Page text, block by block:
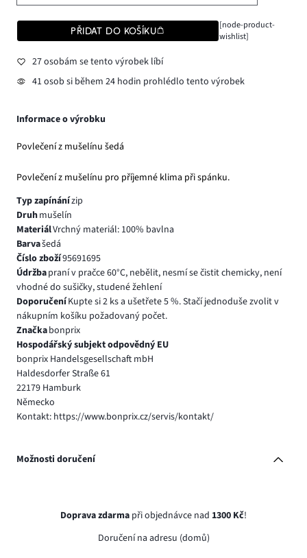
PŘIDAT DO KOŠÍKU
[node-product-
wishlist]
27 osobám se tento výrobek líbí
41 osob si během 24 hodin prohlédlo tento výrobek
Informace o výrobku
Povlečení z mušelínu šedá
Povlečení z mušelínu pro příjemné klima při spánku.
Typ zapínánízip
Druhmušelín
MateriálVrchný materiál: 100% bavlna
Barvašedá
Číslo zboží95691695
Údržbapraní v pračce 60°C, nebělit, nesmí se čistit chemicky, není
vhodné do sušičky, studené žehlení
DoporučeníKupte si 2 ks a ušetřete 5 %. Stačí jednoduše zvolit v
nákupním košíku požadovaný počet.
Značkabonprix
Hospodářský subjekt odpovědný EU
bonprix Handelsgesellschaft mbH
Haldesdorfer Straße 61
22179 Hamburk
Německo
Kontakt: https://www.bonprix.cz/servis/kontakt/
Možnosti doručení
Doprava zdarma při objednávce nad 1300 Kč!
Doručení na adresu (domů)